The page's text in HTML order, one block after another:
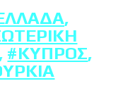
,
, #ΚΎΠΡΟΣ,